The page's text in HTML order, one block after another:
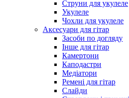
Струни для укулеле
Укулеле
Чохли для укулеле
Аксесуари для гітар
Засоби по догляду
Інше для гітар
Камертони
Каподастри
Медіатори
Ремені для гітар
Слайди